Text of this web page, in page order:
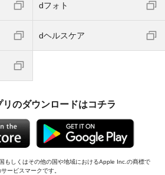
dフォト
dヘルスケア
のダウンロードはコチラ
もしくはその他の国や地域におけるApple Inc.の商標で
ービスマークです。